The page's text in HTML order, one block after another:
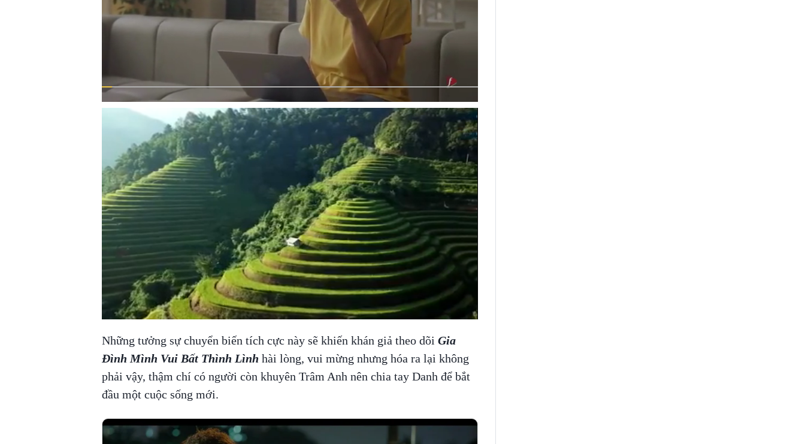
Những tưởng sự chuyển biến tích cực này sẽ khiến khán giả theo dõi Gia
Đình Mình Vui Bất Thình Lình hài lòng, vui mừng nhưng hóa ra lại không
phải vậy, thậm chí có người còn khuyên Trâm Anh nên chia tay Danh để bắt
đầu một cuộc sống mới.